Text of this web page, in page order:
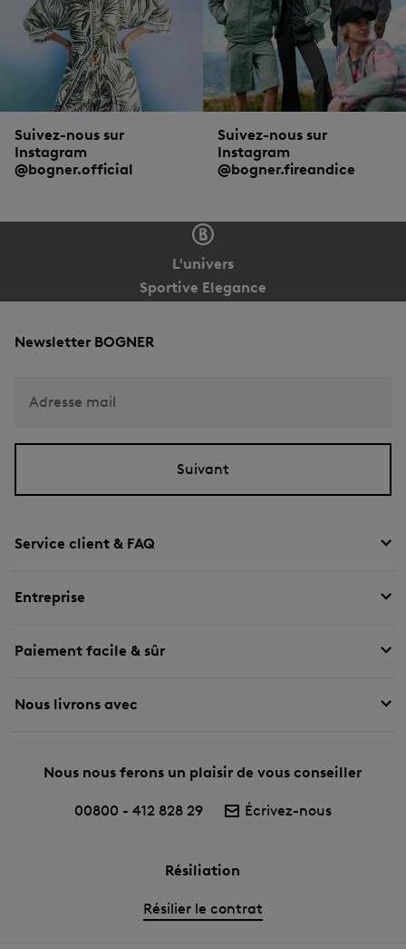
Suivez-nous sur
Instagram
@bogner.official
Suivez-nous sur
Instagram
@bogner.fireandice
L'univers
Sportive Elegance
Service client & FAQ
Entreprise
Paiement facile & sûr
Nous livrons avec
Nous nous ferons un plaisir de vous conseiller
00800 - 412 828 29 Écrivez-nous
Résiliation
Résilier le contrat
Newsletter BOGNER
Adresse mail
Suivant